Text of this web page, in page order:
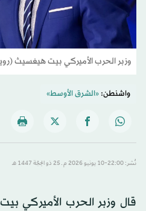
وزبر الحرب الأميركي بيت هيغسيث
واشنطن:«الشرق الأوسط»
نُشر: 22:00-10 يونيو 2026 م ـ 25 ذو الحِجّة 1447 هـ
قال وزبر الحرب الأميركي